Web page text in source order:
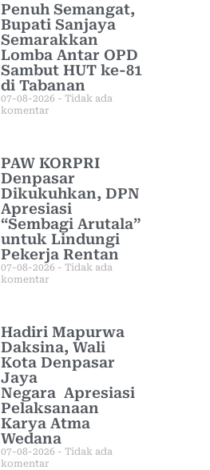
Penuh Semangat,
Bupati Sanjaya
Semarakkan
Lomba Antar OPD
Sambut HUT ke-81
di Tabanan
07-08-2026
Tidak ada
komentar
PAW KORPRI
Denpasar
Dikukuhkan, DPN
Apresiasi
“Sembagi Arutala”
untuk Lindungi
Pekerja Rentan
07-08-2026
Tidak ada
komentar
Hadiri Mapurwa
Daksina, Wali
Kota Denpasar
Jaya
Negara Apresiasi
Pelaksanaan
Karya Atma
Wedana
07-08-2026
Tidak ada
komentar